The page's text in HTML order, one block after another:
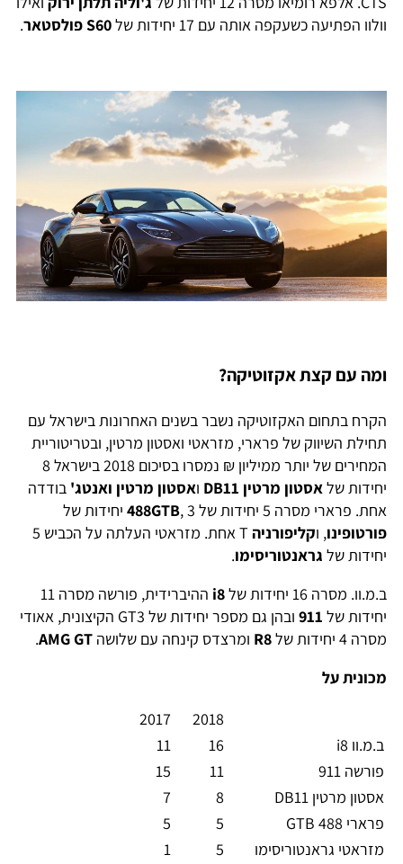
וולוו הפתיעה כשעקפה אותה עם 17 יחידות של
S60פולסטאר.
ומה עם קצת אקזוטיקה?
הקרח בתחום האקזוטיקה נשבר בשנים האחרונות בישראל עם
תחילת השיווק של פרארי, מזראטי ואסטון מרטין, ובטריטוריית
המחירים של יותר ממיליון ₪ נמסרו בסיכום 2018 בישראל 8
יחידות שלאסטון מרטין DB11 ואסטון מרטין ואנטג' בודדה
אחת. פרארי מסרה 5 יחידות של
488GTB, 3 יחידות של
פורטופינו, וקליפורניה
T אחת. מזראטי העלתה על הכביש 5
יחידות של גראנטוריסימו.
ב.מ.וו. מסרה 16 יחידות של
i8
ההיברידית, פורשה מסרה 11
יחידות של 911
ובהן גם מספר יחידות של GT3 הקיצונית, אאודי
מסרה 4 יחידות של
R8 ומרצדס קינחה עם שלושה AMG GT
.
מכונית על
2018
2017
ב.מ.וו i8
16
11
פורשה 911
11
15
אסטון מרטין DB11
8
7
פרארי 488 GTB
5
5
מזראטי גראנטוריסימו
5
1